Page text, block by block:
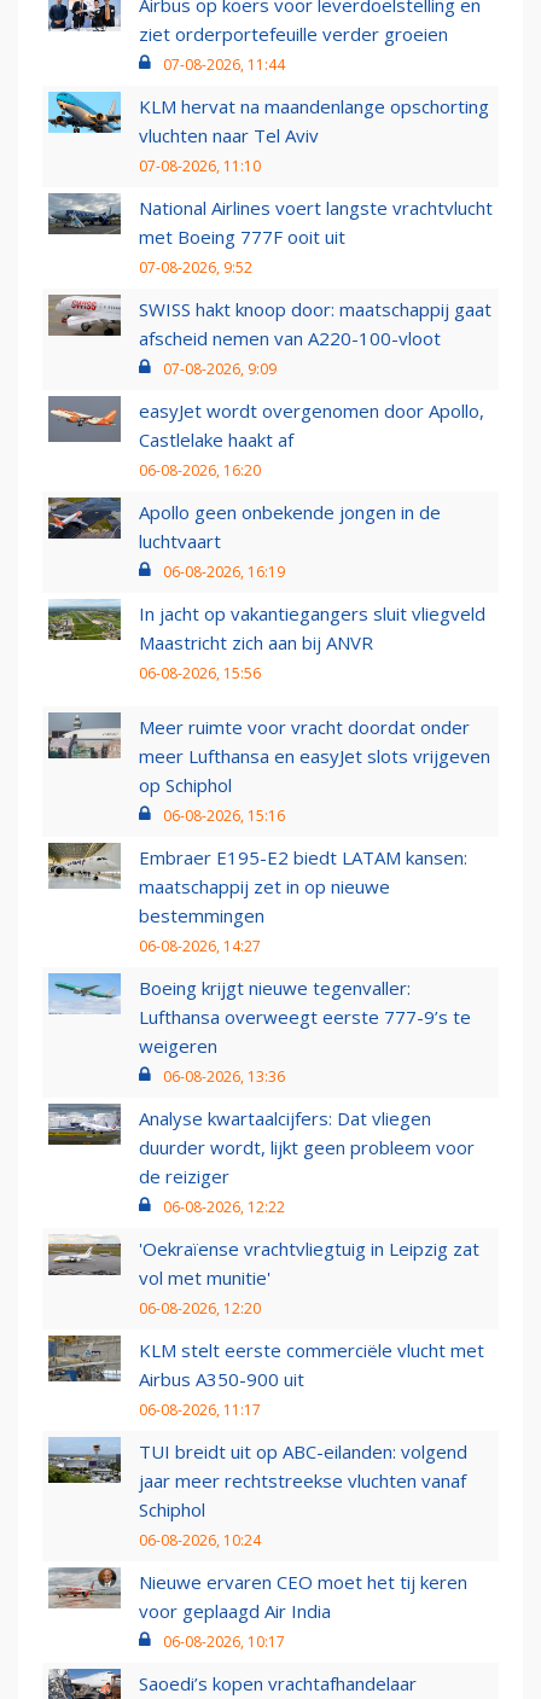
Airbus op koers voor leverdoelstelling en
ziet orderportefeuille verder groeien
07-08-2026, 11:44
KLM hervat na maandenlange opschorting
vluchten naar Tel Aviv
07-08-2026, 11:10
National Airlines voert langste vrachtvlucht
met Boeing 777F ooit uit
07-08-2026, 9:52
SWISS hakt knoop door: maatschappij gaat
afscheid nemen van A220-100-vloot
07-08-2026, 9:09
easyJet wordt overgenomen door Apollo,
Castlelake haakt af
06-08-2026, 16:20
Apollo geen onbekende jongen in de
luchtvaart
06-08-2026, 16:19
In jacht op vakantiegangers sluit vliegveld
Maastricht zich aan bij ANVR
06-08-2026, 15:56
Meer ruimte voor vracht doordat onder
meer Lufthansa en easyJet slots vrijgeven
op Schiphol
06-08-2026, 15:16
Embraer E195-E2 biedt LATAM kansen:
maatschappij zet in op nieuwe
bestemmingen
06-08-2026, 14:27
Boeing krijgt nieuwe tegenvaller:
Lufthansa overweegt eerste 777-9’s te
weigeren
06-08-2026, 13:36
Analyse kwartaalcijfers: Dat vliegen
duurder wordt, lijkt geen probleem voor
de reiziger
06-08-2026, 12:22
'Oekraïense vrachtvliegtuig in Leipzig zat
vol met munitie'
06-08-2026, 12:20
KLM stelt eerste commerciële vlucht met
Airbus A350-900 uit
06-08-2026, 11:17
TUI breidt uit op ABC-eilanden: volgend
jaar meer rechtstreekse vluchten vanaf
Schiphol
06-08-2026, 10:24
Nieuwe ervaren CEO moet het tij keren
voor geplaagd Air India
06-08-2026, 10:17
Saoedi’s kopen vrachtafhandelaar